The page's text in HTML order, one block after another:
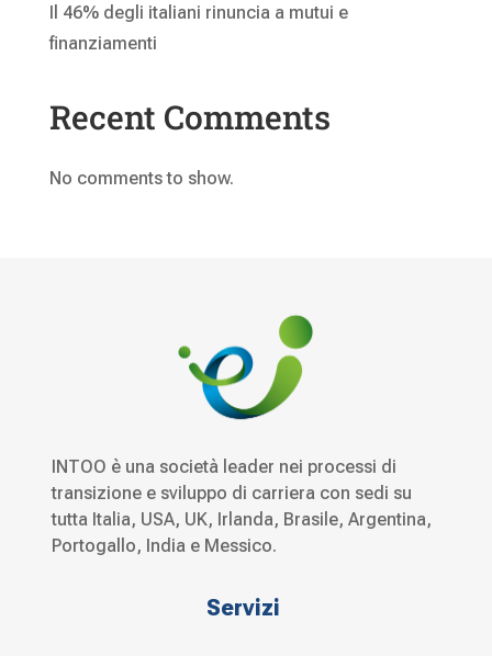
Il 46% degli italiani rinuncia a mutui e
finanziamenti
Recent Comments
No comments to show.
INTOO è una società leader nei processi di
transizione e sviluppo di carriera con sedi su
tutta Italia, USA, UK, Irlanda, Brasile, Argentina,
Portogallo, India e Messico.
Servizi